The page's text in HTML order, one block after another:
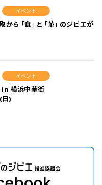
イベント
ら「食」と「革」のジビエが
イベント
in 横浜中華街
)